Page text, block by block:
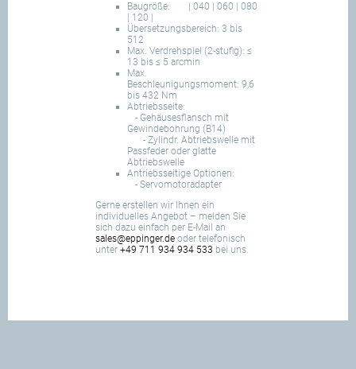
Baugröße:
| 040 | 060 | 080
| 120 |
Übersetzungsbereich: 3 bis
512
Max. Verdrehspiel (2-stufig): ≤
13 bis ≤ 5 arcmin
Max.
Beschleunigungsmoment: 9,6
bis 432 Nm
Abtriebsseite:
- Gehäusesflansch mit
Gewindebohrung (B14)
- Zylindr. Abtriebswelle mit
Passfeder oder glatte
Abtriebswelle
Antriebsseitige Optionen:
- Servomotoradapter
Gerne erstellen wir Ihnen ein
individuelles Angebot – melden Sie
sich dazu einfach per E-Mail an
sales@eppinger.de oder telefonisch
unter +49 711 934 934 533 bei uns.